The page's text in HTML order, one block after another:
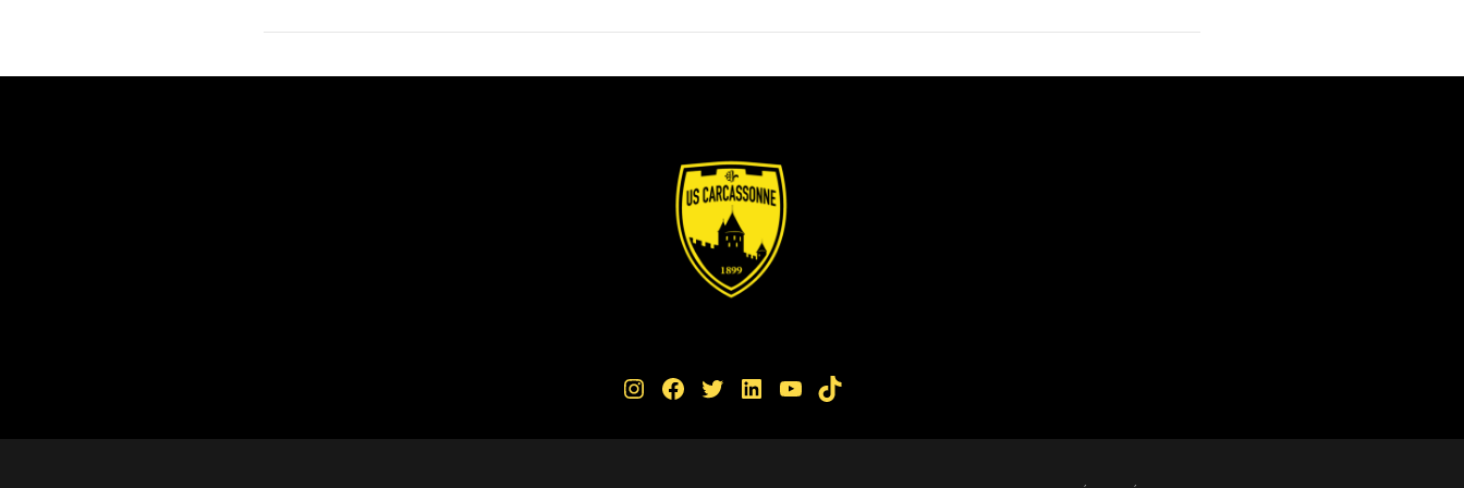
Instagram Facebook Twitter LinkedIn YouTube TikTok